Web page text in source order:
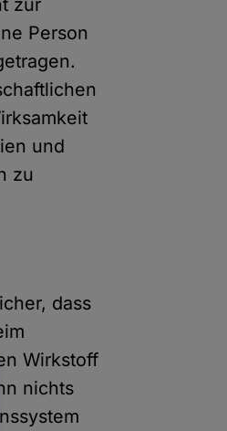
zur
Person
und
zu
dass
Wirkstoff
nichts